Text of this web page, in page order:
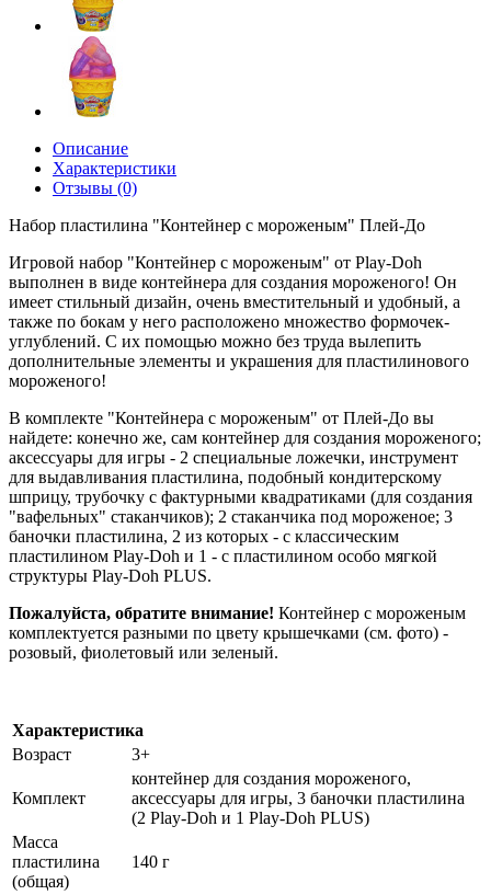
Описание
Характеристики
Отзывы (0)
Набор пластилина "Контейнер с мороженым" Плей-До
Игровой набор "Контейнер с мороженым" от Play-Doh
выполнен в виде контейнера для создания мороженого! Он
имеет стильный дизайн, очень вместительный и удобный, а
также по бокам у него расположено множество формочек-
углублений. С их помощью можно без труда вылепить
дополнительные элементы и украшения для пластилинового
мороженого!
В комплекте "Контейнера с мороженым" от Плей-До вы
найдете: конечно же, сам контейнер для создания мороженого;
аксессуары для игры - 2 специальные ложечки, инструмент
для выдавливания пластилина, подобный кондитерскому
шприцу, трубочку с фактурными квадратиками (для создания
"вафельных" стаканчиков); 2 стаканчика под мороженое; 3
баночки пластилина, 2 из которых - с классическим
пластилином Play-Doh и 1 - с пластилином особо мягкой
структуры Play-Doh PLUS.
Пожалуйста, обратите внимание! Контейнер с мороженым
комплектуется разными по цвету крышечками (см. фото) -
розовый, фиолетовый или зеленый.
Характеристика
Возраст
3+
Комплект
контейнер для создания мороженого,
аксессуары для игры, 3 баночки пластилина
(2 Play-Doh и 1 Play-Doh PLUS)
Масса
пластилина
(общая)
140 г